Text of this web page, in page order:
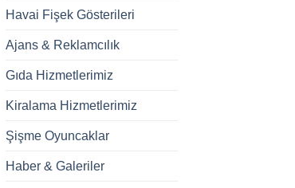
Havai Fişek Gösterileri
Ajans & Reklamcılık
Gıda Hizmetlerimiz
Kiralama Hizmetlerimiz
Şişme Oyuncaklar
Haber & Galeriler